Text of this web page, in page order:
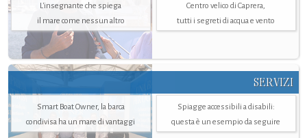
L'insegnante che spiega
il mare come nessun altro
Centro velico di Caprera,
tutti i segreti di acqua e vento
SERVIZI
Smart Boat Owner, la barca
condivisa ha un mare di vantaggi
Spiagge accessibili a disabili:
questa è un esempio da seguire